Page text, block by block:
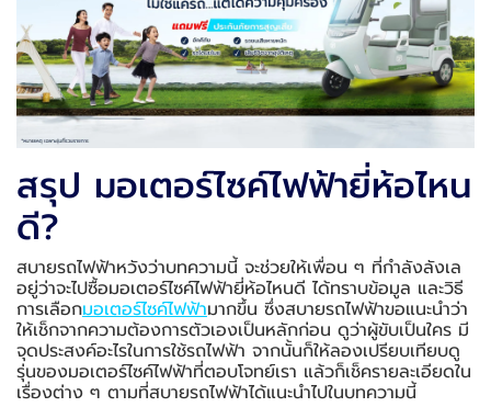
สรุป มอเตอร์ไซค์ไฟฟ้ายี่ห้อไหน
ดี?
สบายรถไฟฟ้าหวังว่าบทความนี้ จะช่วยให้เพื่อน ๆ ที่กำลังลังเล
อยู่ว่าจะไปซื้อมอเตอร์ไซค์ไฟฟ้ายี่ห้อไหนดี ได้ทราบข้อมูล และวิธี
การเลือกมอเตอร์ไซค์ไฟฟ้ามากขึ้น ซึ่งสบายรถไฟฟ้าขอแนะนำว่า
ให้เช็กจากความต้องการตัวเองเป็นหลักก่อน ดูว่าผู้ขับเป็นใคร มี
จุดประสงค์อะไรในการใช้รถไฟฟ้า จากนั้นก็ให้ลองเปรียบเทียบดู
รุ่นของมอเตอร์ไซค์ไฟฟ้าที่ตอบโจทย์เรา แล้วก็เช็ครายละเอียดใน
เรื่องต่าง ๆ ตามที่สบายรถไฟฟ้าได้แนะนำไปในบทความนี้